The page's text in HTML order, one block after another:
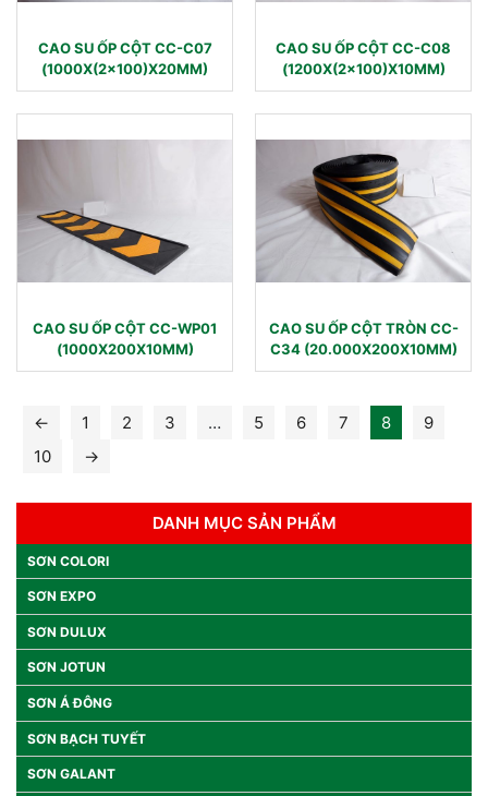
CAO SU ỐP CỘT CC-C07
(1000X(2×100)X20MM)
CAO SU ỐP CỘT CC-C08
(1200X(2×100)X10MM)
CAO SU ỐP CỘT CC-WP01
(1000X200X10MM)
CAO SU ỐP CỘT TRÒN CC-
C34 (20.000X200X10MM)
← 1 2 3 … 5 6 7 8
9
10
→
DANH MỤC SẢN PHẨM
SƠN COLORI
SƠN EXPO
SƠN DULUX
SƠN JOTUN
SƠN Á ĐÔNG
SƠN BẠCH TUYẾT
SƠN GALANT